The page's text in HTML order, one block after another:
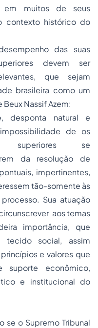
em muitos de seus
contexto histórico do
das suas
devem ser
que sejam
brasileira como um
Nassif Azem:
desponta natural e
de os
superiores se
da resolução de
impertinentes,
tão-somente às
Sua atuação
aos temas
importância, que
tecido social, assim
e valores que
suporte econômico,
e institucional do
se o Supremo Tribunal